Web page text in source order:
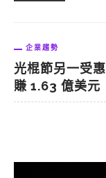
企業趨勢
光棍節另一受
賺 1.63 億美元